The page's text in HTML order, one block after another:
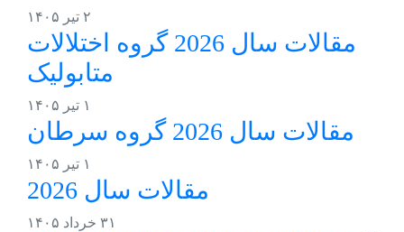
۲ تیر ۱۴۰۵
مقالات سال 2026 گروه اختلالات
متابولیک
۱ تیر ۱۴۰۵
مقالات سال 2026 گروه سرطان
۱ تیر ۱۴۰۵
مقالات سال 2026
۳۱ خرداد ۱۴۰۵